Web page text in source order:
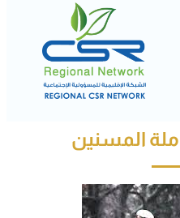
المسنين